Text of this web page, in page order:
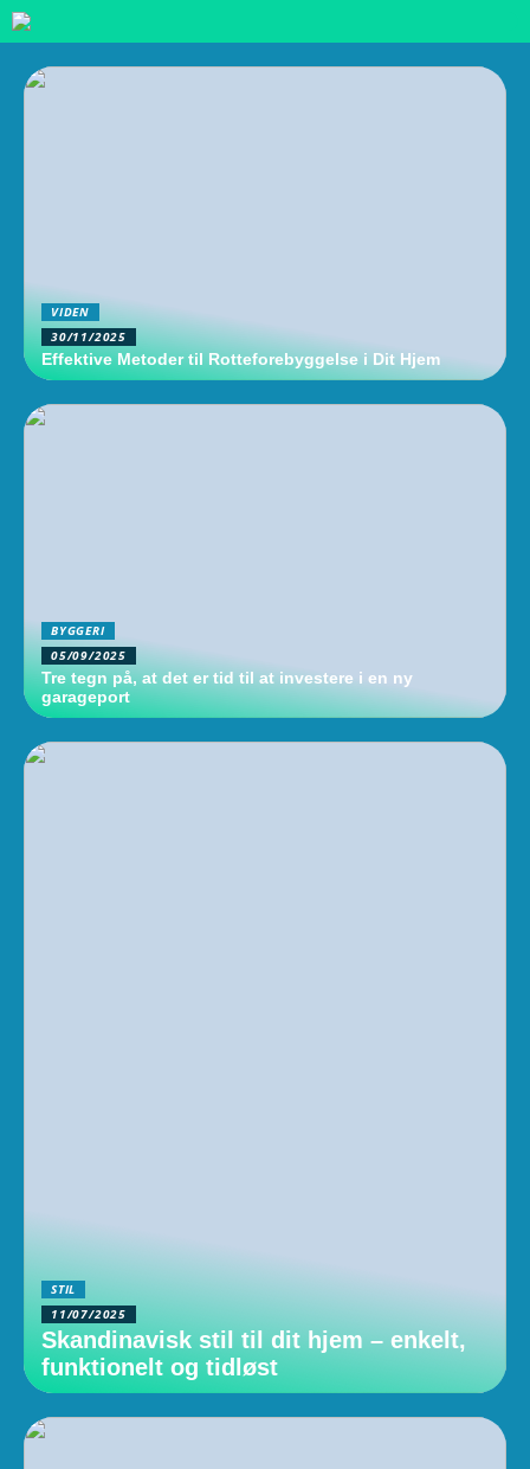
VIDEN
30/11/2025
Effektive Metoder til Rotteforebyggelse i Dit Hjem
BYGGERI
05/09/2025
Tre tegn på, at det er tid til at investere i en ny
garageport
STIL
11/07/2025
Skandinavisk stil til dit hjem – enkelt,
funktionelt og tidløst